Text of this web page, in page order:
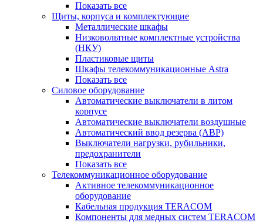
Показать все
Щиты, корпуса и комплектующие
Металлические шкафы
Низковольтные комплектные устройства
(НКУ)
Пластиковые щиты
Шкафы телекоммуникационные Astra
Показать все
Силовое оборудование
Автоматические выключатели в литом
корпусе
Автоматические выключатели воздушные
Автоматический ввод резерва (АВР)
Выключатели нагрузки, рубильники,
предохранители
Показать все
Телекоммуникационное оборудование
Активное телекоммуникационное
оборудование
Кабельная продукция TERACOM
Компоненты для медных систем TERACOM